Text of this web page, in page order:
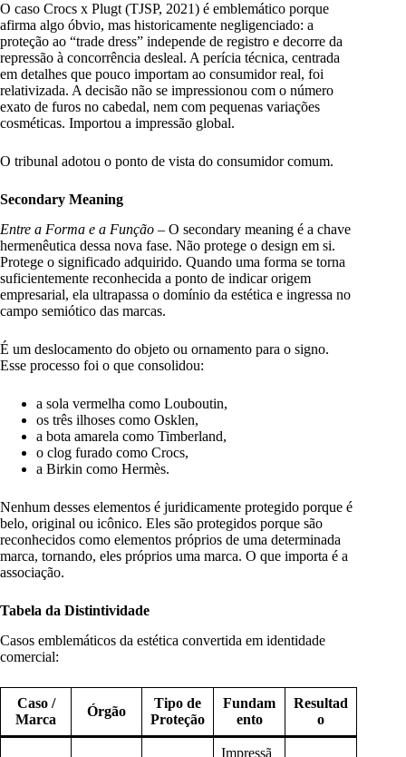
O caso Crocs x Plugt (TJSP, 2021) é emblemático porque
afirma algo óbvio, mas historicamente negligenciado: a
proteção ao “trade dress” independe de registro e decorre da
repressão à concorrência desleal. A perícia técnica, centrada
em detalhes que pouco importam ao consumidor real, foi
relativizada. A decisão não se impressionou com o número
exato de furos no cabedal, nem com pequenas variações
cosméticas. Importou a impressão global.
O tribunal adotou o ponto de vista do consumidor comum.
Secondary Meaning
Entre a Forma e a Função – O secondary meaning é a chave
hermenêutica dessa nova fase. Não protege o design em si.
Protege o significado adquirido. Quando uma forma se torna
suficientemente reconhecida a ponto de indicar origem
empresarial, ela ultrapassa o domínio da estética e ingressa no
campo semiótico das marcas.
É um deslocamento do objeto ou ornamento para o signo.
Esse processo foi o que consolidou:
a sola vermelha como Louboutin,
os três ilhoses como Osklen,
a bota amarela como Timberland,
o clog furado como Crocs,
a Birkin como Hermès.
Nenhum desses elementos é juridicamente protegido porque é
belo, original ou icônico. Eles são protegidos porque são
reconhecidos como elementos próprios de uma determinada
marca, tornando, eles próprios uma marca. O que importa é a
associação.
Tabela da Distintividade
Casos emblemáticos da estética convertida em identidade
comercial:
Caso /
Marca
Órgão
Tipo de
Proteção
Fundam
ento
Resultad
o
Impressã